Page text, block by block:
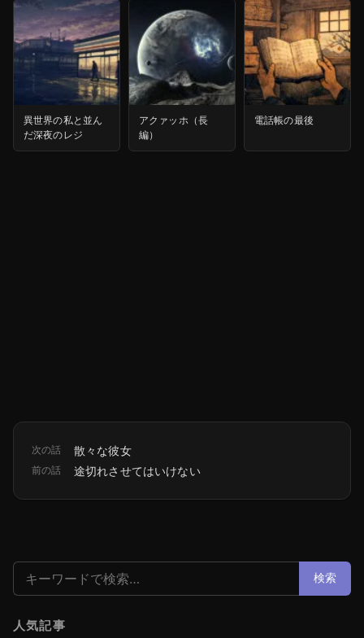
異世界の私と並ん
だ深夜のレジ
アクァッホ（長
編）
電話帳の最後
次の話 散々な彼女
前の話 途切れさせてはいけない
検索: 検索
人気記事